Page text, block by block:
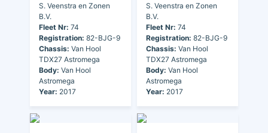
S. Veenstra en Zonen
B.V.
Fleet Nr: 74
Registration: 82-BJG-9
Chassis: Van Hool
TDX27 Astromega
Body: Van Hool
Astromega
Year: 2017
S. Veenstra en Zonen
B.V.
Fleet Nr: 74
Registration: 82-BJG-9
Chassis: Van Hool
TDX27 Astromega
Body: Van Hool
Astromega
Year: 2017